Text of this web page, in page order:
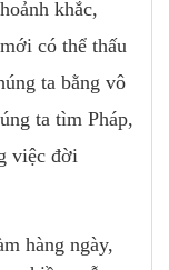
khắc,
có thể thấu
ta bằng vô
ta tìm Pháp,
việc đời
hàng ngày,